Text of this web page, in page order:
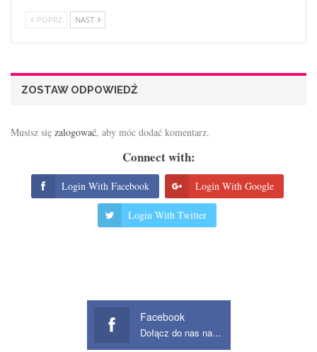
POPRZ NAST
ZOSTAW ODPOWIEDŹ
Musisz się zalogować, aby móc dodać komentarz.
Connect with:
Login With Facebook Login With Google
Login With Twitter
Facebook
Dołącz do nas na Facebook